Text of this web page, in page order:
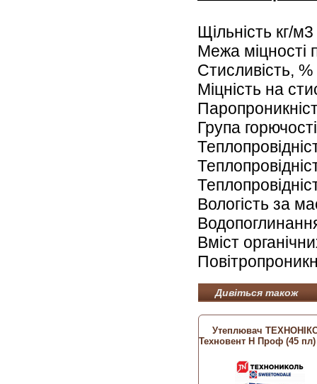
Щільність кг/
Межа міцності
Стисливість,
Міцність на
Група
Вологість за
Вміст
Дивіться також
Утеплювач
Техновент Н Проф (45